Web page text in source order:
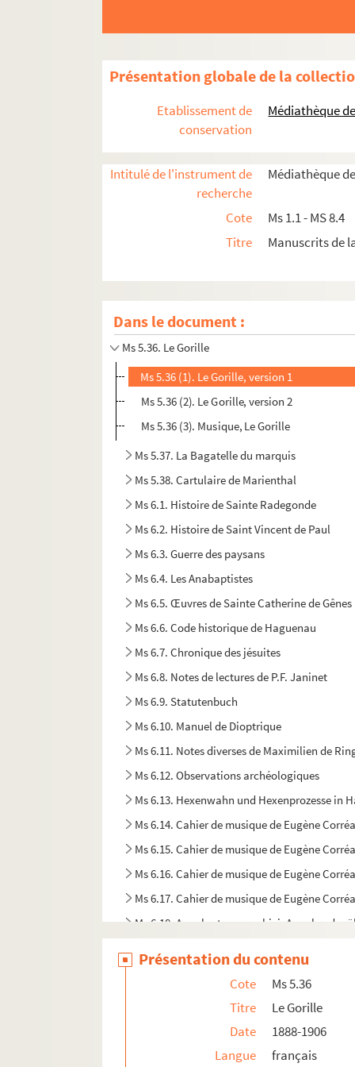
Présentation globale de la
Etablissement de
conservation
Médiathèque
Intitulé de l'instrument de
recherche
Médiathèque
Cote
Ms 1.1 - MS 8.4
Titre
Manuscrits de
Dans le document :
Ms 5.25. La perruque de Manivau
Ms 5.27. Le Gorille
Ms 5.28. Georgette
Ms 5.29. Tulipano
Ms 5.30. Contre de quarte
Ms 5.31. Musique Contre de quarte
Ms 5.32. Contre de quarte
Ms 5.34. Musique - La fiancée de Tombernick
Ms 5.35. La fiancée de Tombernick
Ms 5.36. Le Gorille
Ms 5.36 (1). Le Gorille, version 1
Ms 5.36 (2). Le Gorille, version 2
Ms 5.36 (3). Musique, Le Gorille
Ms 5.37. La Bagatelle du marquis
Ms 5.38. Cartulaire de Marienthal
Ms 6.1. Histoire de Sainte Radegonde
Ms 6.2. Histoire de Saint Vincent de Paul
Ms 6.3. Guerre des paysans
Ms 6.4. Les Anabaptistes
Ms 6.5. Œuvres de Sainte Catherine de Gênes
Ms 6.6. Code historique de Haguenau
Ms 6.7. Chronique des jésuites
Ms 6.8. Notes de lectures de P.F. Janinet
Ms 6.9. Statutenbuch
Ms 6.10. Manuel de Dioptrique
Ms 6.11. Notes diverses de Maximilien de
Ms 6.12. Observations archéologiques
Ms 6.13. Hexenwahn und Hexenprozesse in
Ms 6.14. Cahier de musique de Eugène
Ms 6.15. Cahier de musique de Eugène
Ms 6.16. Cahier de musique de Eugène
Ms 6.17. Cahier de musique de Eugène
Ms 6.18. Annales typographici, Annalen der
Présentation du contenu
Cote
Ms 5.36
Titre
Le Gorille
Date
1888-1906
Langue
français